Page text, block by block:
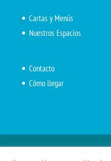
Cartas y Menús
Nuestros Espacios
Contacto
Cómo llegar